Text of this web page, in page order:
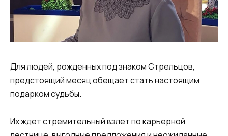
Для людей, рожденных под знаком Стрельцов,
предстоящий месяц обещает стать настоящим
подарком судьбы.
Их ждет стремительный взлет по карьерной